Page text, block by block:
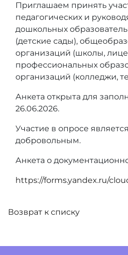
Приглашаем принять
педагогических и
дошкольных
(детские сады),
организаций (школы,
профессиональных
организаций (колледжи,
Анкета открыта для
26.06.2026.
Участие в опросе
добровольным.
Анкета о
https://forms.yandex.ru/
Возврат к списку